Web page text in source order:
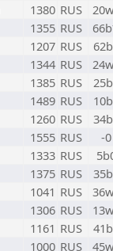
1380 RUS
1355 RUS
1207 RUS
1344 RUS
1385 RUS
1489 RUS
1260 RUS
1555 RUS
-0
1333 RUS
1375 RUS
1041 RUS
1306 RUS
1161 RUS
1000 RUS